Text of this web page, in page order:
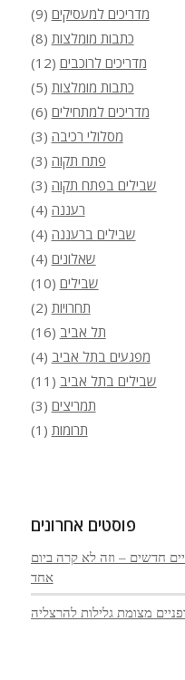
מדריכים למעסיקים (9)
כתבות מומלצות (8)
מדריכים לרוכבים (12)
כתבות מומלצות (5)
מדריכים למתחילים (6)
מסלולי רכיבה (3)
פתח תקוה (3)
שבילים בפתח תקוה (3)
רעננה (4)
שבילים ברעננה (4)
שאלונים (4)
שבילים (10)
תחרויות (2)
תל אביב (16)
מפגעים בתל אביב (4)
שבילים בתל אביב (11)
תמריצים (3)
תרומות (1)
פוסטים אחרונים
חדשים – וזה לא קרה ביום
אחד
מצומת גלילות להרצליה